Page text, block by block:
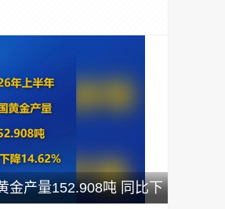
金产量152.908吨 同比下